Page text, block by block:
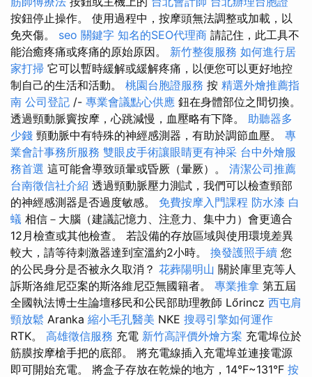
按鈕停止操作。 使用過程中，按摩頭無法調整或加載，以
免夾傷。 seo 關鍵字 知名的SEO代理商 請記住，此工具不
能治癒疼痛或疼痛的原始原因。 新竹整復服務 如何進行居
家打掃 它可以暫時緩解或緩解疼痛，以便您可以更好地控
制自己的生活和活動。 桃園台胞證服務 按 精選外燴推薦指
南 公司登記 /- 專業會議點心供應 鈕在身體部位之間切換。
透過頸動脈竇按摩，心跳減慢，血壓略有下降。 助聽器多
少錢 頸動脈中有特殊的神經感測器，有助於調節血壓。 專
業會計事務所服務 雙眼皮手術讓眼睛更有神采 台中外燴服
務首選 這可能會導致頭暈或昏厥（暈厥）。 清潔公司推薦
台南徵信社介紹 透過頸動脈壓力測試，我們可以檢查頸部
的神經感測器是否過度敏感。 免費按摩入門課程 防水漆 白
蟻 相信－大腦（建議記憶力、注意力、集中力）會更適合
12月檢查或其他檢查。 若設備的存放區域與使用環境差異
較大，請等待刺激器達到室溫約2小時。 換發護照手續 您
的公民身分是否被永久取消？ 花葬陽明山 關於庫里克等人
訴斯洛維尼亞案的斯洛維尼亞無國籍者。 專業推拿 第五屆
全國執法博士生論壇移民和公民部助理教師 Lőrincz 西屯肩
頸放鬆 Aranka 縮小毛孔醫美 NKE 搜尋引擎如何運作
RTK。 高雄徵信服務 充電 新竹高評價外燴方案 充電埠位於
筋膜按摩槍手把的底部。 將充電線插入充電埠並連接電源
即可開始充電。 將盒子存放在乾燥的地方，14°F~131°F 按